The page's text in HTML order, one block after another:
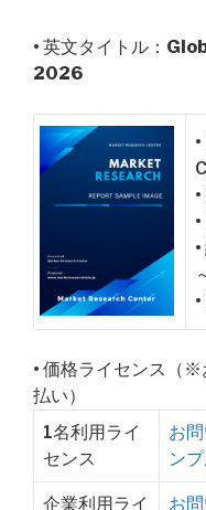
• 英文タイトル：
2026
• 価格ライセンス（
払い）
1名利用ライ
センス
お
ン
企業利用ライ
お